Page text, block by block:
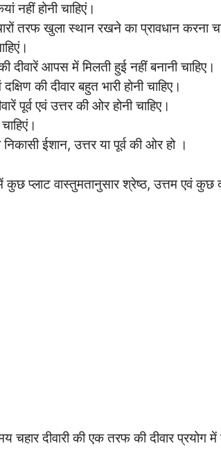
नहीं होनी चाहिएं।
तरफ खुला स्थान रखने का प्रावधान करना
आपस में मिलती हुई नहीं बनानी चाहिए।
की दीवार बहुत भारी होनी चाहिए।
पूर्व एवं उत्तर की ओर होनी चाहिए।
ईशान, उत्तर या पूर्व की ओर हो ।
प्लाट वास्तुमतानुसार श्रेष्ठ, उत्तम एवं कुछ
दीवारी की एक तरफ की दीवार प्रयोग में